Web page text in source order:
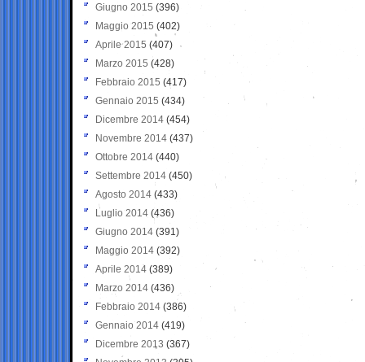
Giugno 2015 (396)
Maggio 2015 (402)
Aprile 2015 (407)
Marzo 2015 (428)
Febbraio 2015 (417)
Gennaio 2015 (434)
Dicembre 2014 (454)
Novembre 2014 (437)
Ottobre 2014 (440)
Settembre 2014 (450)
Agosto 2014 (433)
Luglio 2014 (436)
Giugno 2014 (391)
Maggio 2014 (392)
Aprile 2014 (389)
Marzo 2014 (436)
Febbraio 2014 (386)
Gennaio 2014 (419)
Dicembre 2013 (367)